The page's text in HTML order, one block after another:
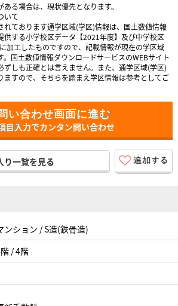
る場合は、現状優先となります。
いて
れております通学区域(学区)情報は、国土数値情報
供する小学校区データ【2021年度】及び中学校区
加工したものですので、記載情報が現在の学区域
。国土数値情報ダウンロードサービスのWEBサイト
ずしも正確とは言えません。また、通学区域(学区)
ますので、そちらを踏まえ学区情報は参考としてご
目入力でカンタン問い合わせ
り一覧を見る
ンション / S造(鉄骨造)
/ 4階